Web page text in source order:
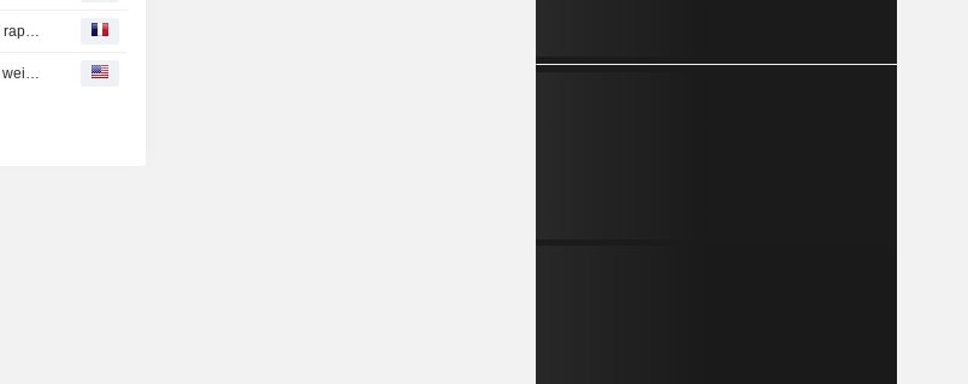
CAC 40 : La Bourse de Paris devrait ouvrir sur une note prudente avant le rapport sur l'emploi américain
Emerging market stocks pause after strong quarter as Mideast uncertainty weighs